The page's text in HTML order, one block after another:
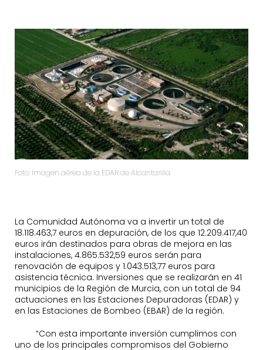
Foto: Imagen aérea de la EDAR de Alcantarilla
La Comunidad Autónoma va a invertir un total de
18.118.463,7 euros en depuración, de los que 12.209.417,40
euros irán destinados para obras de mejora en las
instalaciones, 4.865.532,59 euros serán para
renovación de equipos y 1.043.513,77 euros para
asistencia técnica. Inversiones que se realizarán en 41
municipios de la Región de Murcia, con un total de 94
actuaciones en las Estaciones Depuradoras (EDAR) y
en las Estaciones de Bombeo (EBAR) de la región.
“Con esta importante inversión cumplimos con
uno de los principales compromisos del Gobierno